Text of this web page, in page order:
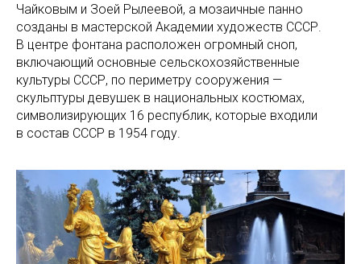
Чайковым и Зоей Рылеевой, а мозаичные панно
созданы в мастерской Академии художеств СССР.
В центре фонтана расположен огромный сноп,
включающий основные сельскохозяйственные
культуры СССР, по периметру сооружения —
скульптуры девушек в национальных костюмах,
символизирующих 16 республик, которые входили
в состав СССР в 1954 году.